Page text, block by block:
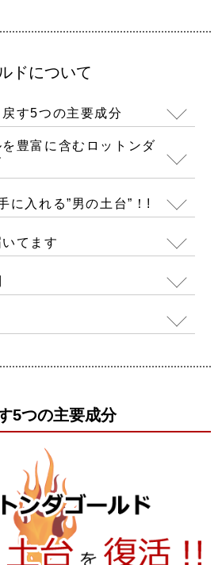
ドについて
す5つの主要成分
豊富に含むロットンダ
に入れる”男の土台”！!
てます
5つの主要成分